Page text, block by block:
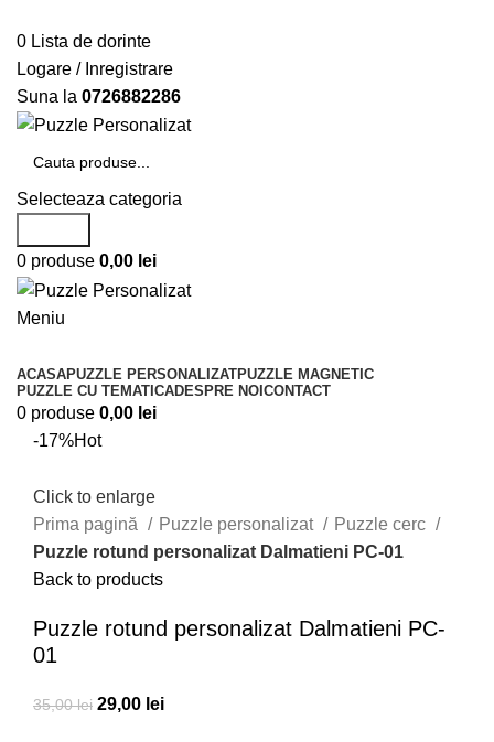
0 Lista de dorinte
Logare / Inregistrare
Suna la 0726882286
Selecteaza categoria
0 produse 0,00 lei
Meniu
ACASAPUZZLE PERSONALIZATPUZZLE MAGNETIC
PUZZLE CU TEMATICADESPRE NOICONTACT
0 produse 0,00 lei
-17%Hot
Click to enlarge
Prima pagină
Puzzle personalizat
Puzzle cerc
Puzzle rotund personalizat Dalmatieni PC-01
Back to products
Puzzle rotund personalizat Dalmatieni PC-
01
35,00lei Prețul
29,00 leiPrețul